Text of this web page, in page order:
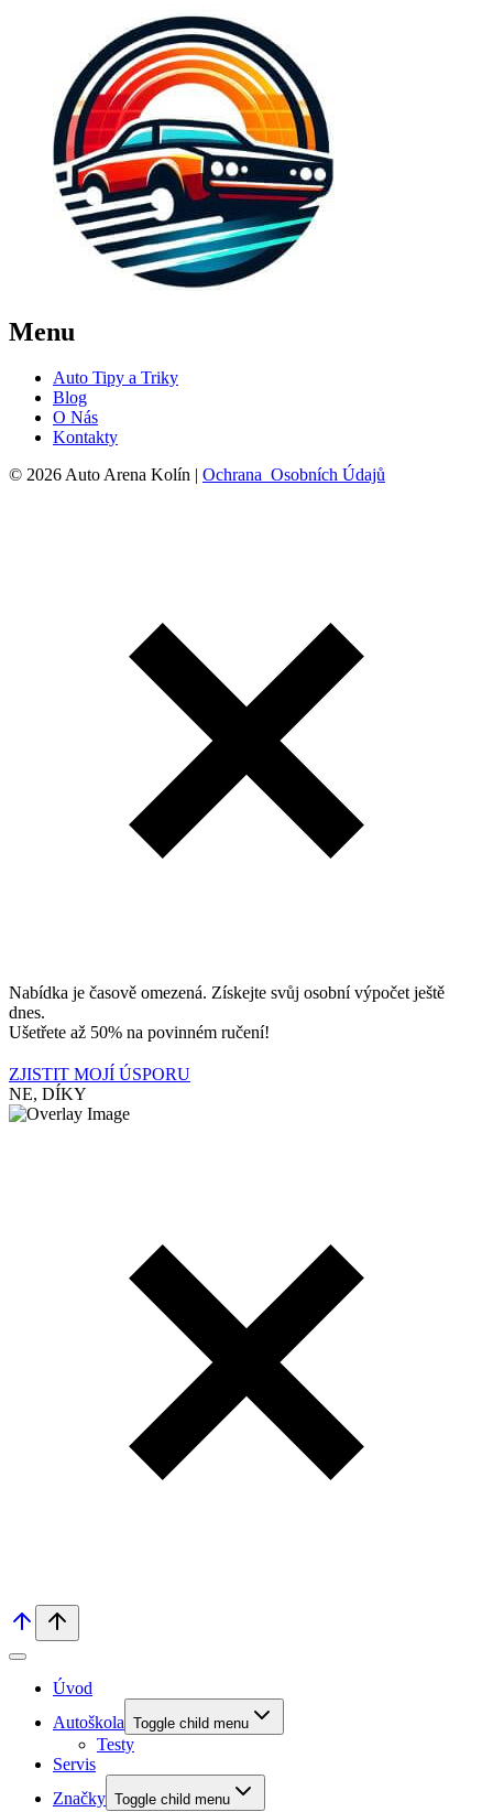
Menu
Auto Tipy a Triky
Blog
O Nás
Kontakty
© 2026 Auto Arena Kolín | Ochrana Osobních Údajů
Nabídka je časově omezená. Získejte svůj osobní výpočet ještě
dnes.
Ušetřete až 50% na povinném ručení!
ZJISTIT MOJÍ ÚSPORU
NE, DÍKY
Úvod
Autoškola Toggle child menu
Testy
Servis
Značky Toggle child menu